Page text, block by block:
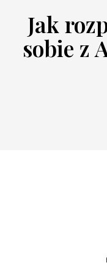
Jak
sobie z